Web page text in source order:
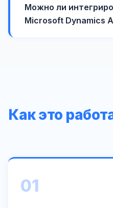
Можно ли
Microsoft Dynamics
Как это
01